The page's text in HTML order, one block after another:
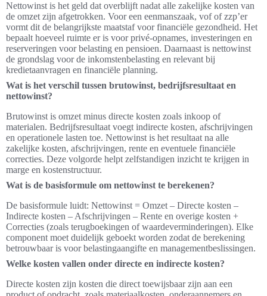
Nettowinst is het geld dat overblijft nadat alle zakelijke kosten van
de omzet zijn afgetrokken. Voor een eenmanszaak, vof of zzp’er
vormt dit de belangrijkste maatstaf voor financiële gezondheid. Het
bepaalt hoeveel ruimte er is voor privé-opnames, investeringen en
reserveringen voor belasting en pensioen. Daarnaast is nettowinst
de grondslag voor de inkomstenbelasting en relevant bij
kredietaanvragen en financiële planning.
Wat is het verschil tussen brutowinst, bedrijfsresultaat en
nettowinst?
Brutowinst is omzet minus directe kosten zoals inkoop of
materialen. Bedrijfsresultaat voegt indirecte kosten, afschrijvingen
en operationele lasten toe. Nettowinst is het resultaat na alle
zakelijke kosten, afschrijvingen, rente en eventuele financiële
correcties. Deze volgorde helpt zelfstandigen inzicht te krijgen in
marge en kostenstructuur.
Wat is de basisformule om nettowinst te berekenen?
De basisformule luidt: Nettowinst = Omzet – Directe kosten –
Indirecte kosten – Afschrijvingen – Rente en overige kosten +
Correcties (zoals terugboekingen of waardeverminderingen). Elke
component moet duidelijk geboekt worden zodat de berekening
betrouwbaar is voor belastingaangifte en managementbeslissingen.
Welke kosten vallen onder directe en indirecte kosten?
Directe kosten zijn kosten die direct toewijsbaar zijn aan een